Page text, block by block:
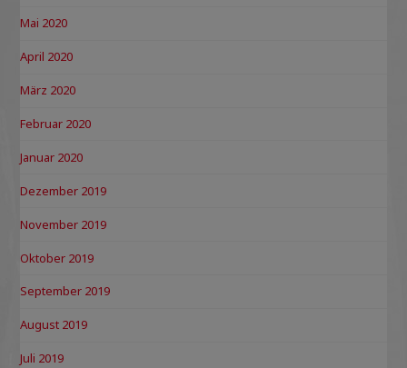
Mai 2020
April 2020
März 2020
Februar 2020
Januar 2020
Dezember 2019
November 2019
Oktober 2019
September 2019
August 2019
Juli 2019